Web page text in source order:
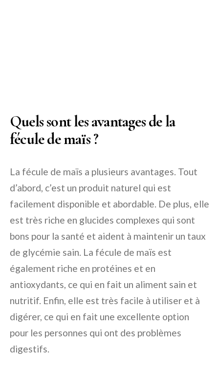
Quels sont les avantages de la
fécule de maïs ?
La fécule de maïs a plusieurs avantages. Tout
d’abord, c’est un produit naturel qui est
facilement disponible et abordable. De plus, elle
est très riche en glucides complexes qui sont
bons pour la santé et aident à maintenir un taux
de glycémie sain. La fécule de maïs est
également riche en protéines et en
antioxydants, ce qui en fait un aliment sain et
nutritif. Enfin, elle est très facile à utiliser et à
digérer, ce qui en fait une excellente option
pour les personnes qui ont des problèmes
digestifs.